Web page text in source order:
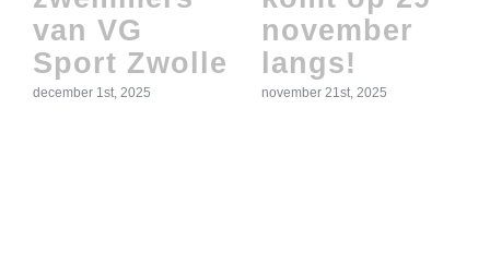
van VG
Sport Zwolle
december 1st, 2025
november
langs!
november 21st, 2025